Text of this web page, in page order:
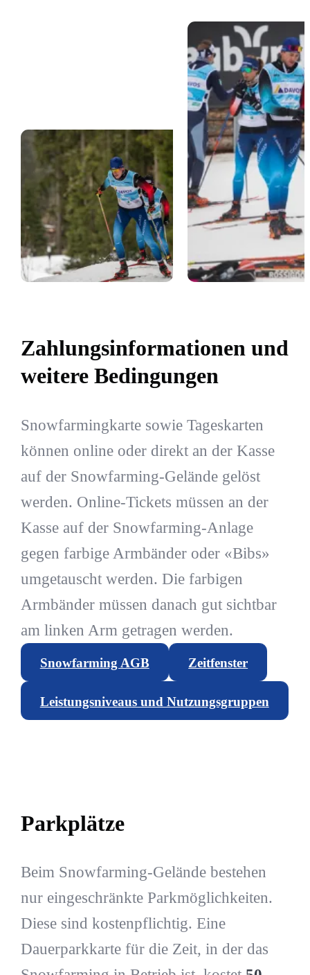
Zahlungsinformationen und
weitere Bedingungen
Snowfarmingkarte sowie Tageskarten
können online oder direkt an der Kasse
auf der Snowfarming-Gelände gelöst
werden. Online-Tickets müssen an der
Kasse auf der Snowfarming-Anlage
gegen farbige Armbänder oder «Bibs»
umgetauscht werden. Die farbigen
Armbänder müssen danach gut sichtbar
am linken Arm getragen werden.
Snowfarming AGB Zeitfenster
Leistungsniveaus und Nutzungsgruppen
Parkplätze
Beim Snowfarming-Gelände bestehen
nur eingeschränkte Parkmöglichkeiten.
Diese sind kostenpflichtig. Eine
Dauerparkkarte für die Zeit, in der das